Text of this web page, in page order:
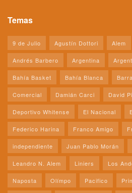
Temas
9 de Julio Agustín Dottori Alem
Andrés Barbero Argentina
Bahía Basket Bahía Blanca
Comercial Damián Carci David
Deportivo Whitense El Nacional
Federico Harina Franco Amigo
independiente Juan Pablo Morán
Leandro N. Alem Liniers Los
Naposta Olímpo Pacifico